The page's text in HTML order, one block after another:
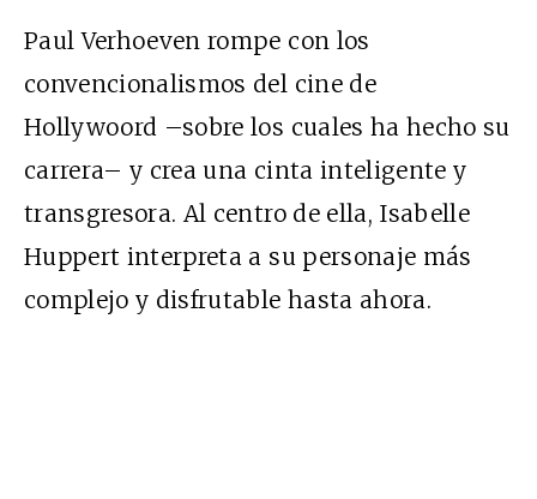
Paul Verhoeven rompe con los
convencionalismos del cine de
Hollywoord –sobre los cuales ha hecho su
carrera– y crea una cinta inteligente y
transgresora. Al centro de ella, Isabelle
Huppert interpreta a su personaje más
complejo y disfrutable hasta ahora.